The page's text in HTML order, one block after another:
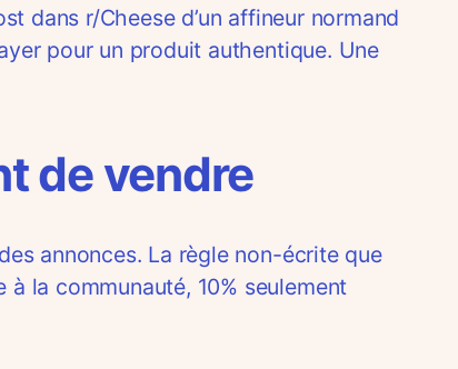
dans r/Cheese d’un affineur normand
pour un produit authentique. Une
de vendre
annonces. La règle non-écrite que
la communauté, 10% seulement